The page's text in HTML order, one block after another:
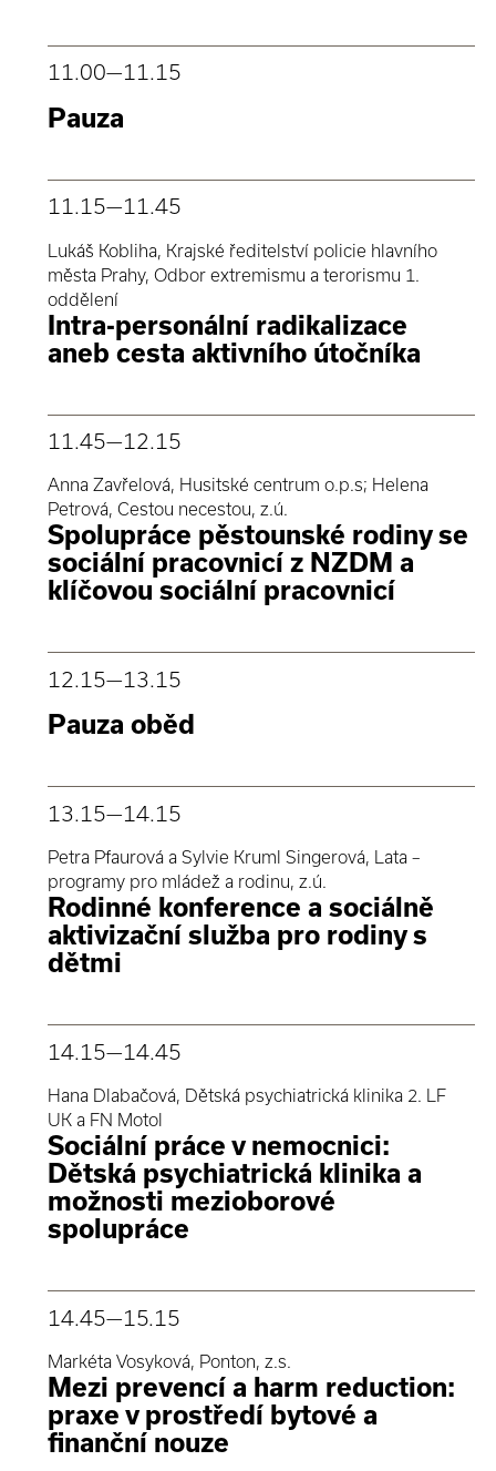
11.00—11.15
Pauza
11.15—11.45
Lukáš Kobliha, Krajské ředitelství policie hlavního
města Prahy, Odbor extremismu a terorismu 1.
oddělení
Intra-personální radikalizace
aneb cesta aktivního útočníka
11.45—12.15
Anna Zavřelová, Husitské centrum o.p.s; Helena
Petrová, Cestou necestou, z.ú.
Spolupráce pěstounské rodiny se
sociální pracovnicí z NZDM a
klíčovou sociální pracovnicí
12.15—13.15
Pauza oběd
13.15—14.15
Petra Pfaurová a Sylvie Kruml Singerová, Lata –
programy pro mládež a rodinu, z.ú.
Rodinné konference a sociálně
aktivizační služba pro rodiny s
dětmi
14.15—14.45
Hana Dlabačová, Dětská psychiatrická klinika 2. LF
UK a FN Motol
Sociální práce v nemocnici:
Dětská psychiatrická klinika a
možnosti mezioborové
spolupráce
14.45—15.15
Markéta Vosyková, Ponton, z.s.
Mezi prevencí a harm reduction:
praxe v prostředí bytové a
finanční nouze